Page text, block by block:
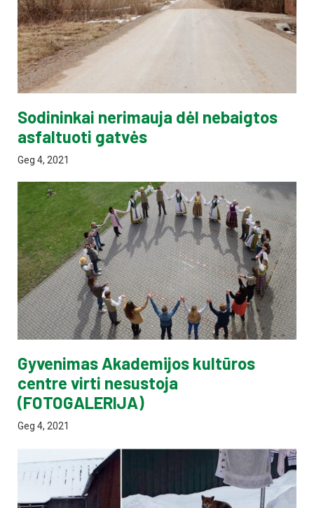
Sodininkai nerimauja dėl nebaigtos
asfaltuoti gatvės
Geg 4, 2021
Gyvenimas Akademijos kultūros
centre virti nesustoja
(FOTOGALERIJA)
Geg 4, 2021